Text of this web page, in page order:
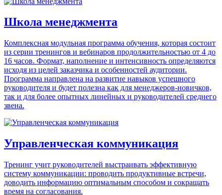
Школа менеджмента
Комплексная модульная программа обучения, которая состоит
из серии тренингов и вебинаров продолжительностью от 4 до
16 часов. Формат, наполнение и интенсивность определяются
исходя из целей заказчика и особенностей аудитории.
Программа направлена на развитие навыков успешного
руководителя и будет полезна как для менеджеров-новичков,
так и для более опытных линейных и руководителей среднего
звена.
Управленческая коммуникация
Тренинг учит руководителей выстраивать эффективную
систему коммуникации: проводить продуктивные встречи,
доводить информацию оптимальным способом и сокращать
время на согласования.